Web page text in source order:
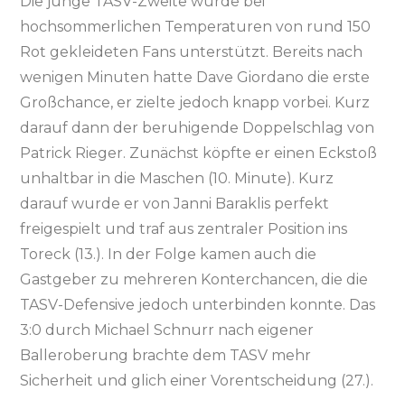
hochsommerlichen Temperaturen von rund 150
Rot gekleideten Fans unterstützt. Bereits nach
wenigen Minuten hatte Dave Giordano die erste
Großchance, er zielte jedoch knapp vorbei. Kurz
darauf dann der beruhigende Doppelschlag von
Patrick Rieger. Zunächst köpfte er einen Eckstoß
unhaltbar in die Maschen (10. Minute). Kurz
darauf wurde er von Janni Baraklis perfekt
freigespielt und traf aus zentraler Position ins
Toreck (13.). In der Folge kamen auch die
Gastgeber zu mehreren Konterchancen, die die
TASV-Defensive jedoch unterbinden konnte. Das
3:0 durch Michael Schnurr nach eigener
Balleroberung brachte dem TASV mehr
Sicherheit und glich einer Vorentscheidung (27.).